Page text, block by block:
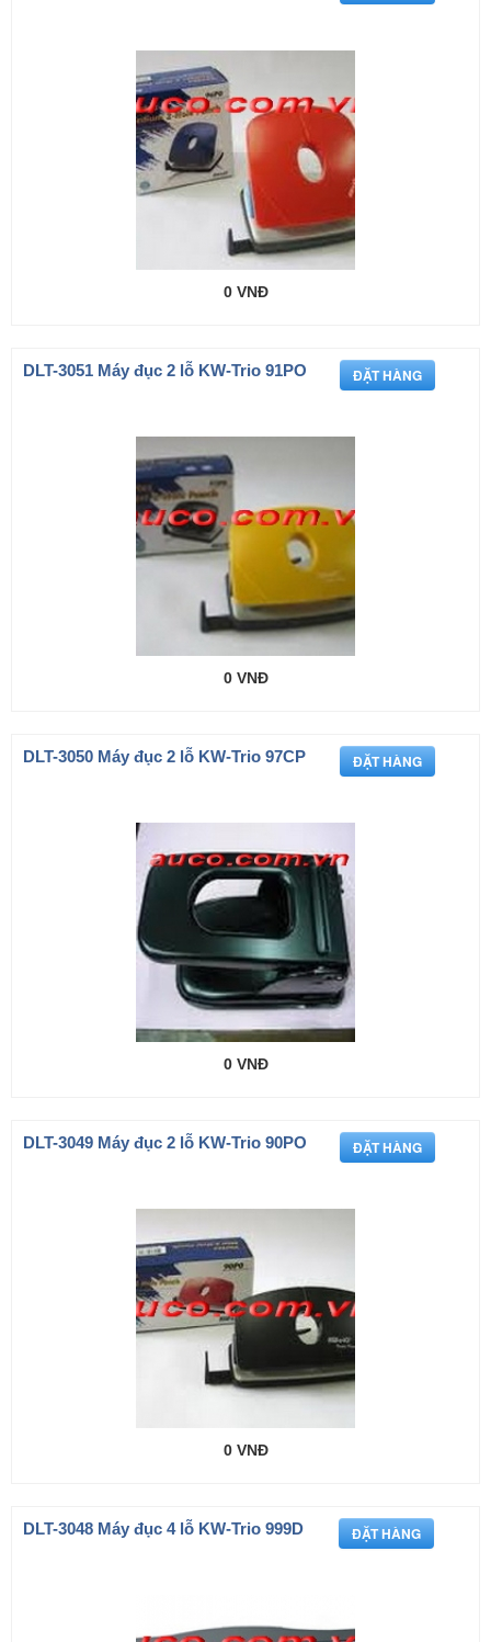
0 VNĐ
DLT-3051 Máy đục 2 lỗ KW-Trio 91PO
0 VNĐ
DLT-3050 Máy đục 2 lỗ KW-Trio 97CP
0 VNĐ
DLT-3049 Máy đục 2 lỗ KW-Trio 90PO
0 VNĐ
DLT-3048 Máy đục 4 lỗ KW-Trio 999D